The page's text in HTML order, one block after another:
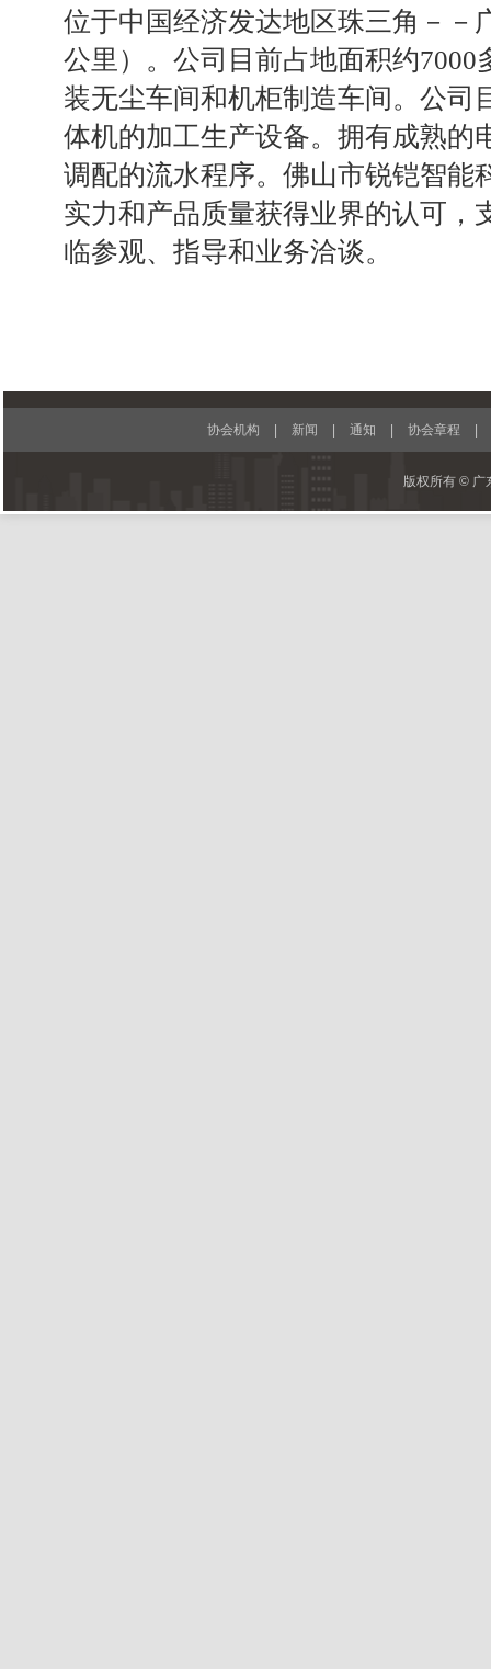
位于中国经济发达地区珠三角－－
公里）。公司目前占地面积约7000
装无尘车间和机柜制造车间。公司
体机的加工生产设备。拥有成熟的
调配的流水程序。佛山市锐铠智能
实力和产品质量获得业界的认可，
临参观、指导和业务洽谈。
协会机构 新闻 通知 协会章程
版权所有 © 广